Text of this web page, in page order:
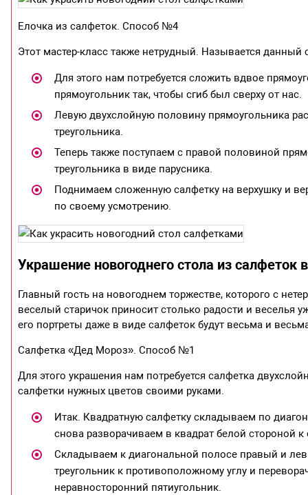
Елочка из салфеток. Способ №4
Этот мастер-класс также нетрудный. Называется данный
Для этого нам потребуется сложить вдвое
прямоугольник так, чтобы сгиб был сверху от нас.
Левую двухслойную половину прямоугольника
треугольника.
Теперь также поступаем с правой половиной
треугольника в виде парусника.
Поднимаем сложенную салфетку на верхушку и
по своему усмотрению.
Украшение новогоднего стола из
Главный гость на новогоднем торжестве, которого с
веселый старичок приносит столько радости и веселья
его портреты даже в виде салфеток будут весьма и
Салфетка «Дед Мороз». Способ №1
Для этого украшения нам потребуется салфетка
салфетки нужных цветов своими руками.
Итак. Квадратную салфетку складываем по
снова разворачиваем в квадрат белой стороной к
Складываем к диагональной полосе правый и
треугольник к противоположному углу и
неравносторонний пятиугольник.